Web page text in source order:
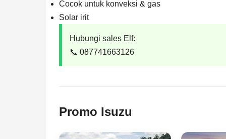
Cocok untuk konveksi & gas
Solar irit
Hubungi sales Elf:
📞 087741663126
Promo Isuzu